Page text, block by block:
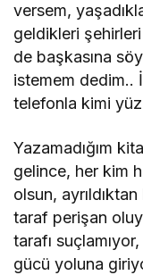
versem,
geldikleri şehirleri
de başkasına
istemem dedim..
telefonla kimi
Yazamadığım
gelince, her kim
olsun,
taraf perişan
tarafı
gücü yoluna